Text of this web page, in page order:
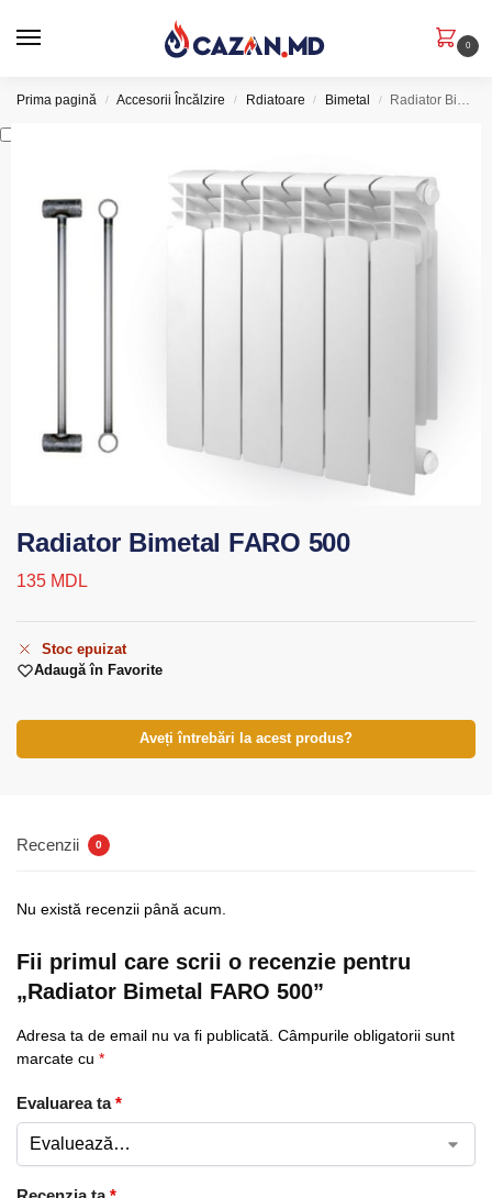
0
Prima pagină / Accesorii Încălzire / Rdiatoare / Bimetal / Radiator Bimetal FARO 500
Radiator Bimetal FARO 500
135 MDL
Stoc epuizat
Adaugă în Favorite
Aveți întrebări la acest produs?
Recenzii 0
Nu există recenzii până acum.
Fii primul care scrii o recenzie pentru
„Radiator Bimetal FARO 500”
Adresa ta de email nu va fi publicată. Câmpurile obligatorii sunt
marcate cu *
Evaluarea ta*